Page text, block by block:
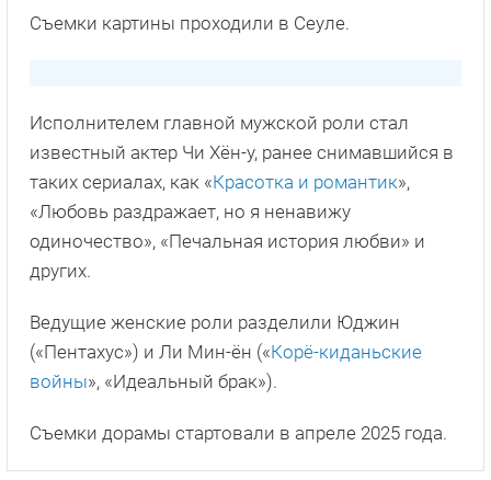
Съемки картины проходили в Сеуле.
Исполнителем главной мужской роли стал
известный актер Чи Хён-у, ранее снимавшийся в
таких сериалах, как «Красотка и романтик»,
«Любовь раздражает, но я ненавижу
одиночество», «Печальная история любви» и
других.
Ведущие женские роли разделили Юджин
(«Пентахус») и Ли Мин-ён («Корё-киданьские
войны», «Идеальный брак»).
Съемки дорамы стартовали в апреле 2025 года.